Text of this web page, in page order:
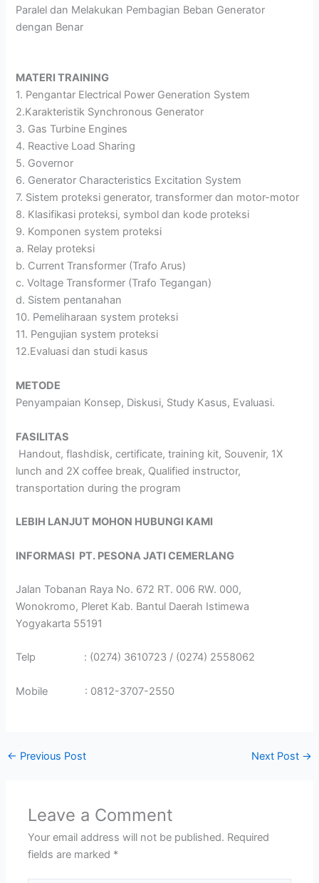
Paralel dan Melakukan Pembagian Beban Generator
dengan Benar
MATERI TRAINING
1. Pengantar Electrical Power Generation System
2.Karakteristik Synchronous Generator
3. Gas Turbine Engines
4. Reactive Load Sharing
5. Governor
6. Generator Characteristics Excitation System
7. Sistem proteksi generator, transformer dan motor-motor
8. Klasifikasi proteksi, symbol dan kode proteksi
9. Komponen system proteksi
a. Relay proteksi
b. Current Transformer (Trafo Arus)
c. Voltage Transformer (Trafo Tegangan)
d. Sistem pentanahan
10. Pemeliharaan system proteksi
11. Pengujian system proteksi
12.Evaluasi dan studi kasus
METODE
Penyampaian Konsep, Diskusi, Study Kasus, Evaluasi.
FASILITAS
Handout, flashdisk, certificate, training kit, Souvenir, 1X
lunch and 2X coffee break, Qualified instructor,
transportation during the program
LEBIH LANJUT MOHON HUBUNGI KAMI
INFORMASI PT. PESONA JATI CEMERLANG
Jalan Tobanan Raya No. 672 RT. 006 RW. 000,
Wonokromo, Pleret Kab. Bantul Daerah Istimewa
Yogyakarta 55191
Telp : (0274) 3610723 / (0274) 2558062
Mobile : 0812-3707-2550
← Previous Post Next Post →
Leave a Comment
Your email address will not be published. Required
fields are marked *